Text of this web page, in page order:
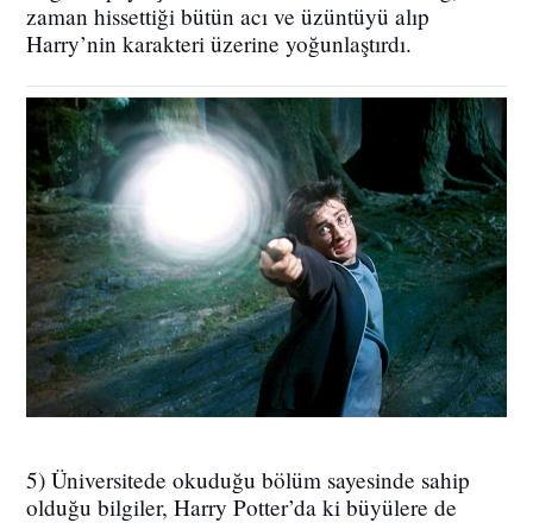
zaman hissettiği bütün acı ve üzüntüyü alıp
Harry’nin karakteri üzerine yoğunlaştırdı.
5) Üniversitede okuduğu bölüm sayesinde sahip
olduğu bilgiler, Harry Potter’da ki büyülere de